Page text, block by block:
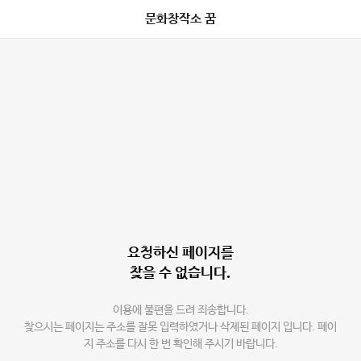
문화창작소 꿈
요청하신 페이지를
찾을 수 없습니다.
이용에 불편을 드려 죄송합니다.
찾으시는 페이지는 주소를 잘못 입력하였거나 삭제된 페이지 입니다. 페이
지 주소를 다시 한 번 확인해 주시기 바랍니다.